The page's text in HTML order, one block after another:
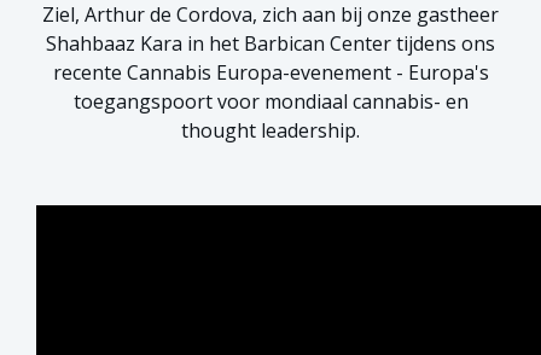
Ziel, Arthur de Cordova, zich aan bij onze gastheer
Shahbaaz Kara in het Barbican Center tijdens ons
recente Cannabis Europa-evenement - Europa's
toegangspoort voor mondiaal cannabis- en
thought leadership.